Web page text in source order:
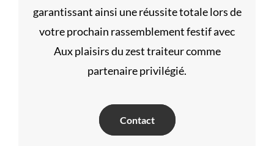
garantissant ainsi une réussite totale lors de
votre prochain rassemblement festif avec
Aux plaisirs du zest traiteur comme
partenaire privilégié.
Contact